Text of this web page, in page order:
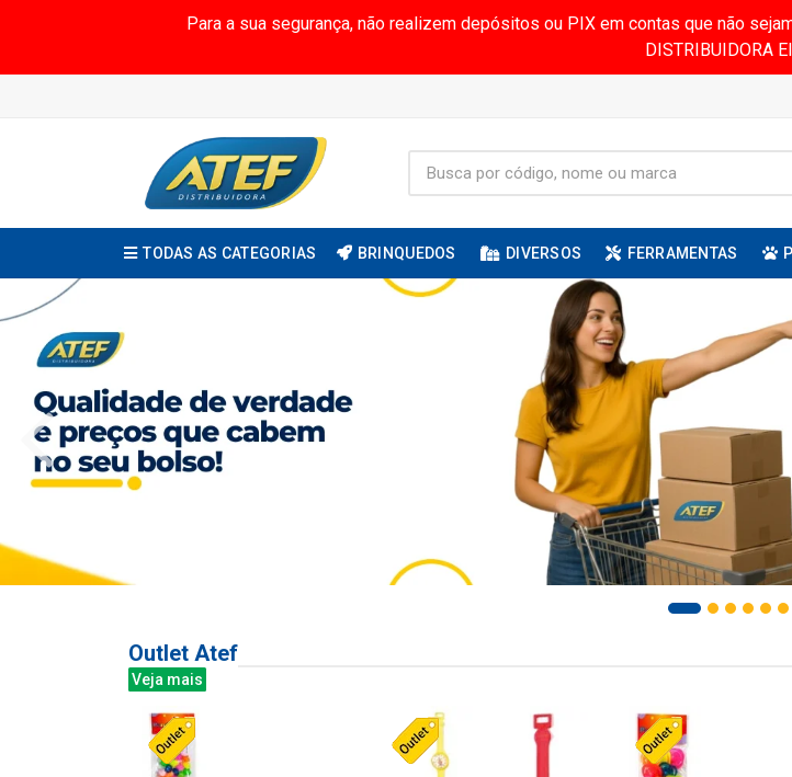
Para a sua segurança, não realizem depósitos ou PIX em contas que não
DISTRIBUIDORA
TODAS AS CATEGORIAS BRINQUEDOS DIVERSOS FERRAMENTAS
Outlet Atef
Veja mais